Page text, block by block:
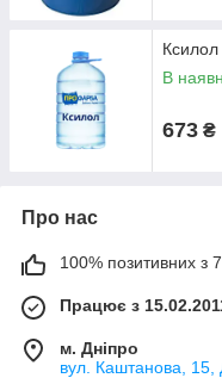
В
673 ₴
Про нас
100% позитивних з 7
Працює з
м. Дніпро
вул. Каштанова, 15,